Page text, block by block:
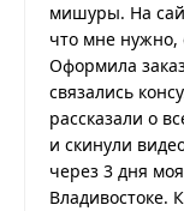
мишуры. На
что мне нужно,
Оформила
связались
рассказали о
и скинули
через 3 дня
Владивостоке.